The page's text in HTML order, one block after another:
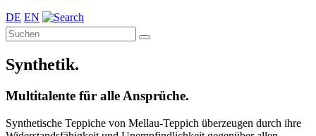
DE EN
Synthetik.
Multitalente für alle Ansprüche.
Synthetische Teppiche von Mellau-Teppich überzeugen durch ihre